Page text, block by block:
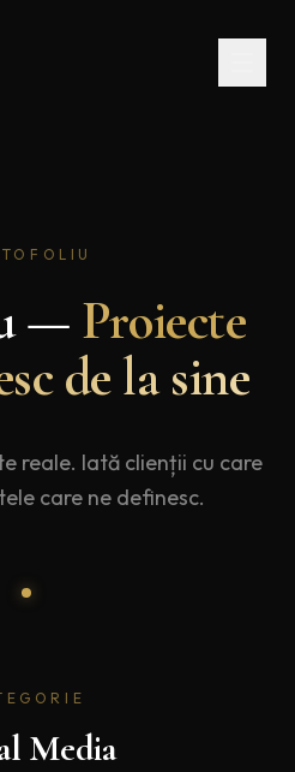
— Proiecte
de la sine
reale. Iată clienții cu care
care ne definesc.
Media